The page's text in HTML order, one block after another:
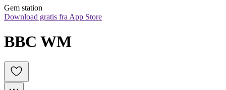
Gem station
Download gratis fra App Store
BBC WM